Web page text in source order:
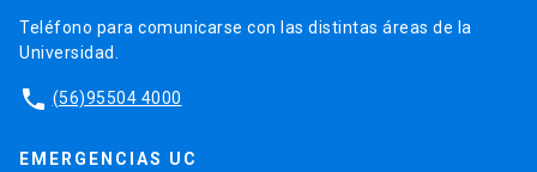
Teléfono para comunicarse con las distintas áreas de la
Universidad.
phone (56)95504 4000
EMERGENCIAS UC